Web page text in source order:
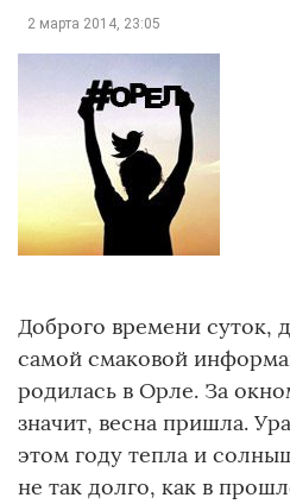
2 марта 2014, 23:05
Доброго времени суток,
самой смаковой
родилась в Орле. За
значит, весна пришла.
этом году тепла и
не так долго, как в